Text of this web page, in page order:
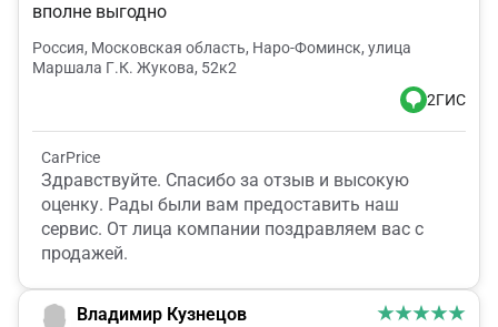
вполне выгодно
Россия, Московская область, Наро-Фоминск, улица
Маршала Г.К. Жукова, 52к2
2ГИС
CarPrice
Здравствуйте. Спасибо за отзыв и высокую
оценку. Рады были вам предоставить наш
сервис. От лица компании поздравляем вас с
продажей.
Владимир Кузнецов